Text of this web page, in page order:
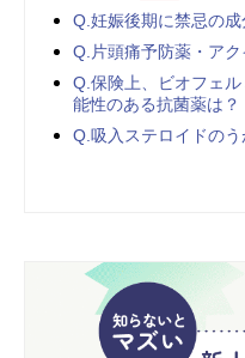
Q.妊娠後期に禁忌の成
Q.片頭痛予防薬・ア
Q.保険上、ビオフェ
能性のある抗菌薬は？
Q.吸入ステロイドの